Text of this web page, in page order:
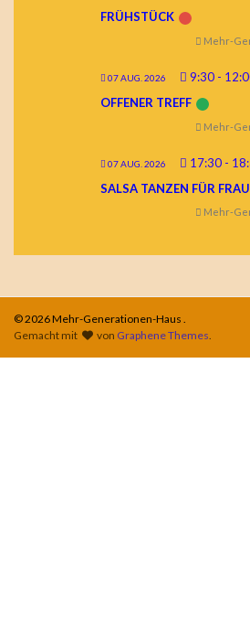
FRÜHSTÜCK
Mehr-
07 AUG. 2026 9:30 -
OFFENER TREFF
Mehr-
07 AUG. 2026 17:30 -
SALSA TANZEN FÜR
Mehr-
© 2026 Mehr-Generationen-Haus .
Gemacht mit
von Graphene Themes.